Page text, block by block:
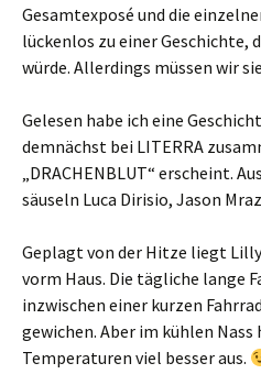
Gesamtexposé und die
lückenlos zu einer Geschichte,
würde. Allerdings müssen wir
Gelesen habe ich eine
demnächst bei LITERRA
„DRACHENBLUT“ erscheint.
säuseln Luca Dirisio, Jason
Geplagt von der Hitze liegt
vorm Haus. Die tägliche lange
inzwischen einer kurzen
gewichen. Aber im kühlen
Temperaturen viel besser aus.